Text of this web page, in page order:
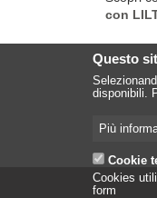
con
Questo
disponibili.
Più
Cookie
Cookies
form